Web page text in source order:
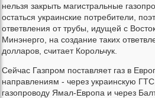
нельзя закрыть магистральные
остаться украинские потребители,
ответвления от трубы, идущей с
Минэнерго, на создание таких
долларов, считает Корольчук.
Сейчас Газпром поставляет газ в
направлениям - через украинскую
газопроводу Ямал-Европа и через